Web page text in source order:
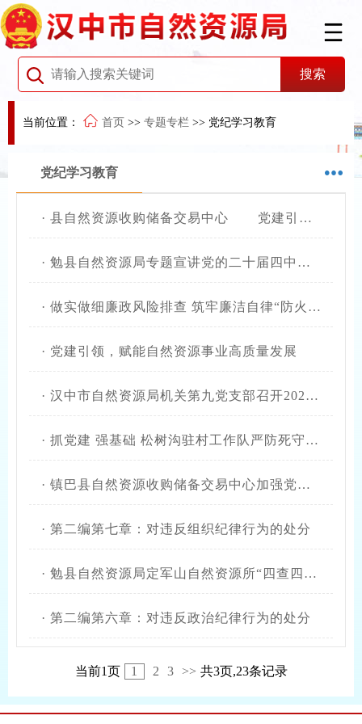
当前位置： 首页 >> 专题专栏 >> 党纪学习教育
党纪学习教育
· 县自然资源收购储备交易中心 党建引领，铸就发展新篇章
· 勉县自然资源局专题宣讲党的二十届四中全会精神
· 做实做细廉政风险排查 筑牢廉洁自律“防火墙”
· 党建引领，赋能自然资源事业高质量发展
· 汉中市自然资源局机关第九党支部召开2024年度组织生活会和民主评议党员大会
· 抓党建 强基础 松树沟驻村工作队严防死守不返贫
· 镇巴县自然资源收购储备交易中心加强党建引领推动业务蓬勃发展
· 第二编第七章：对违反组织纪律行为的处分
· 勉县自然资源局定军山自然资源所“四查四看”持续推进党纪学习教育
· 第二编第六章：对违反政治纪律行为的处分
当前1页 1 2 3 >> 共3页,23条记录